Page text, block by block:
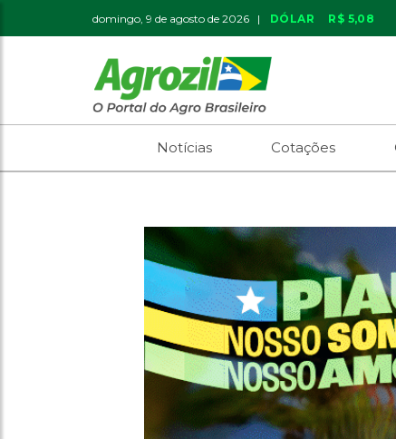
domingo, 9 de agosto de 2026 | DÓLAR R$ 5,08
Notícias Cotações